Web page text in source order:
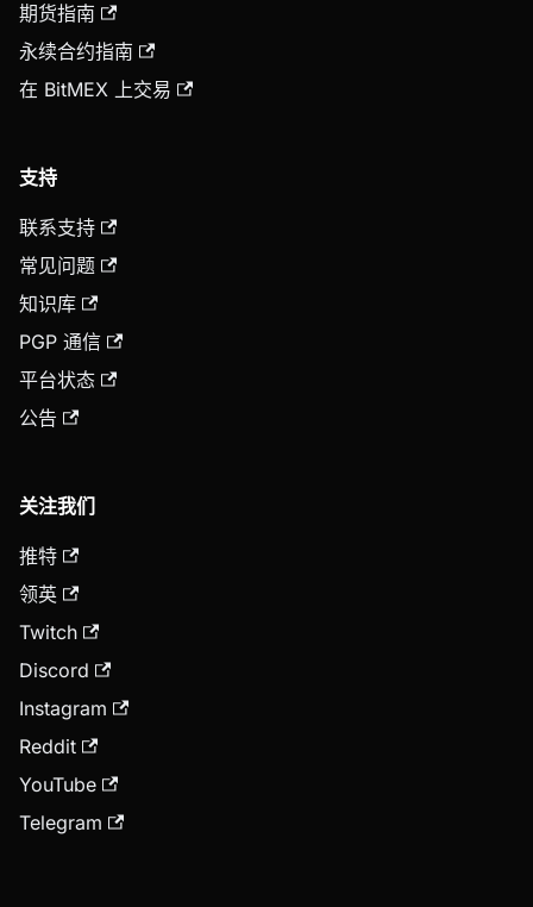
期货指南
永续合约指南
在 BitMEX 上交易
支持
联系支持
常见问题
知识库
PGP 通信
平台状态
公告
关注我们
推特
领英
Twitch
Discord
Instagram
Reddit
YouTube
Telegram